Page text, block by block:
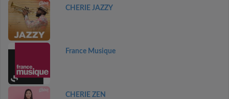
CHERIE JAZZY
France Musique
CHERIE ZEN